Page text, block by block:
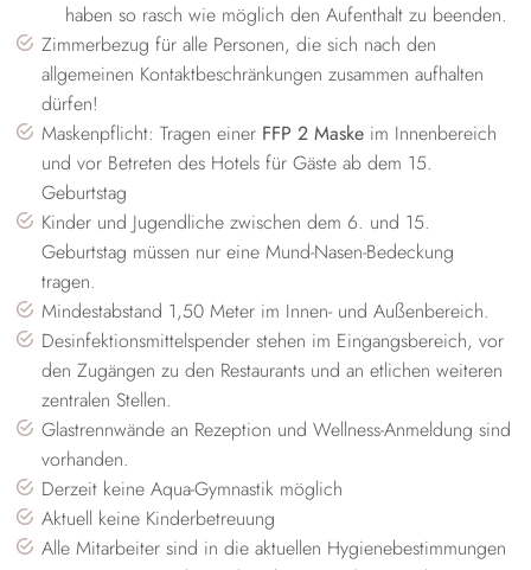
haben so rasch wie möglich den Aufenthalt zu beenden.
Zimmerbezug für alle Personen, die sich nach den
allgemeinen Kontaktbeschränkungen zusammen aufhalten
dürfen!
Maskenpflicht: Tragen einer FFP 2 Maske im Innenbereich
und vor Betreten des Hotels für Gäste ab dem 15.
Geburtstag
Kinder und Jugendliche zwischen dem 6. und 15.
Geburtstag müssen nur eine Mund-Nasen-Bedeckung
tragen.
Mindestabstand 1,50 Meter im Innen- und Außenbereich.
Desinfektionsmittelspender stehen im Eingangsbereich, vor
den Zugängen zu den Restaurants und an etlichen weiteren
zentralen Stellen.
Glastrennwände an Rezeption und Wellness-Anmeldung sind
vorhanden.
Derzeit keine Aqua-Gymnastik möglich
Aktuell keine Kinderbetreuung
Alle Mitarbeiter sind in die aktuellen Hygienebestimmungen